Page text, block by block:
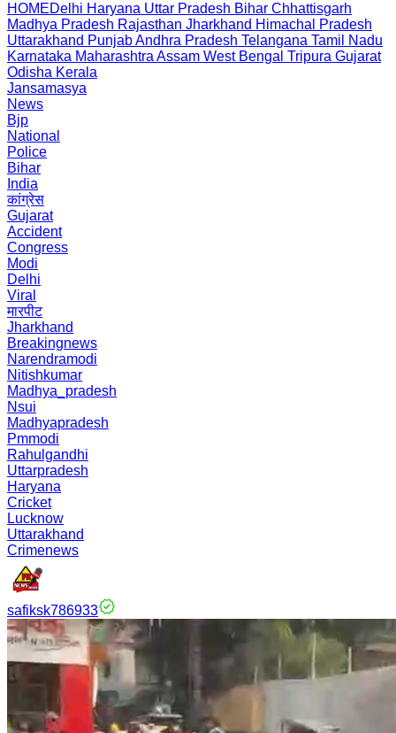
HOMEDelhi Haryana Uttar Pradesh Bihar Chhattisgarh
Madhya Pradesh Rajasthan Jharkhand Himachal Pradesh
Uttarakhand PunjabAndhra Pradesh Telangana Tamil Nadu
Karnataka Maharashtra Assam West Bengal Tripura Gujarat
Odisha Kerala
Jansamasya
News
Bjp
National
Police
Bihar
India
कांग्रेस
Gujarat
Accident
Congress
Modi
Delhi
Viral
मारपीट
Jharkhand
Breakingnews
Narendramodi
Nitishkumar
Madhya_pradesh
Nsui
Madhyapradesh
Pmmodi
Rahulgandhi
Uttarpradesh
Haryana
Cricket
Lucknow
Uttarakhand
Crimenews
safiksk786933